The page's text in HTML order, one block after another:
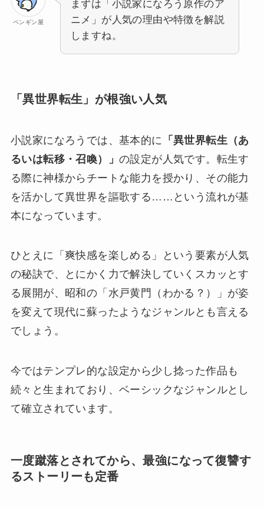
ペンギン屋
まずは「小説家になろう原作のア
ニメ」が人気の理由や特徴を解説
しますね。
「異世界転生」が根強い人気
小説家になろうでは、基本的に
「異世界転生（あ
るいは転移・召喚）」 の設定が人気です。転生す
る際に神様からチートな能力を授かり、その能力
を活かして異世界を謳歌する……という流れが基
本になっています。
ひとえに「爽快感を楽しめる」という要素が人気
の秘訣で、とにかく力で解決していくスカッとす
る展開が、昭和の「水戸黄門（わかる？）」が姿
を変えて現代に蘇ったようなジャンルとも言える
でしょう。
今ではテンプレ的な設定から少し捻った作品も
続々と生まれており、ベーシックなジャンルとし
て確立されています。
一度蹴落とされてから、最強になって復讐す
るストーリーも定番